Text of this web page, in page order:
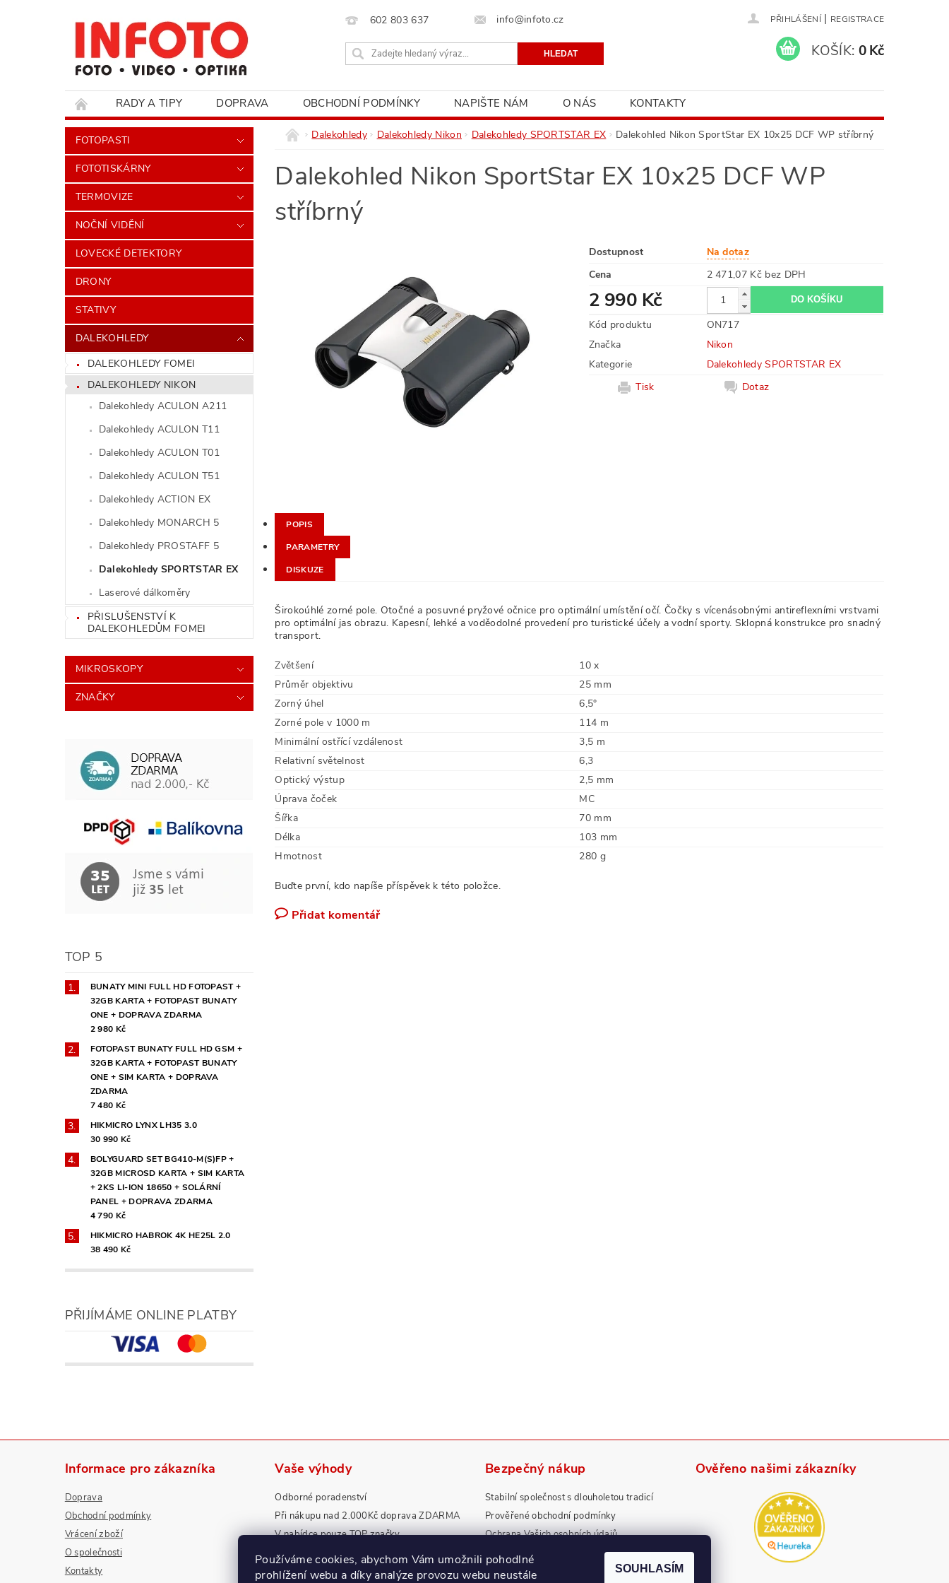
602 803 637 info@infoto.cz PŘIHLÁŠENÍ | REGISTRACE
KOŠÍK: 0 Kč
RADY A TIPY DOPRAVA OBCHODNÍ PODMÍNKY NAPIŠTE NÁM O NÁS
KONTAKTY
HODNOCENÍ OBCHODU
FOTOPASTI
FOTOTISKÁRNY
TERMOVIZE
NOČNÍ VIDĚNÍ
LOVECKÉ DETEKTORY
DRONY
STATIVY
DALEKOHLEDY
DALEKOHLEDY FOMEI
DALEKOHLEDY NIKON
Dalekohledy ACULON A211
Dalekohledy ACULON T11
Dalekohledy ACULON T01
Dalekohledy ACULON T51
Dalekohledy ACTION EX
Dalekohledy MONARCH 5
Dalekohledy PROSTAFF 5
Dalekohledy SPORTSTAR EX
Laserové dálkoměry
PŘISLUŠENSTVÍ K
DALEKOHLEDŮM FOMEI
MIKROSKOPY
ZNAČKY
TOP 5
BUNATY MINI FULL HD FOTOPAST +
32GB KARTA + FOTOPAST BUNATY
ONE + DOPRAVA ZDARMA
2 980 Kč
FOTOPAST BUNATY FULL HD GSM +
32GB KARTA + FOTOPAST BUNATY
ONE + SIM KARTA + DOPRAVA
ZDARMA
7 480 Kč
HIKMICRO LYNX LH35 3.0
30 990 Kč
BOLYGUARD SET BG410-M(S)FP +
32GB MICROSD KARTA + SIM KARTA
+ 2KS LI-ION 18650 + SOLÁRNÍ
PANEL + DOPRAVA ZDARMA
4 790 Kč
HIKMICRO HABROK 4K HE25L 2.0
38 490 Kč
PŘIJÍMÁME ONLINE PLATBY
Dalekohledy Dalekohledy Nikon Dalekohledy SPORTSTAR EX Dalekohled Nikon SportStar EX 10x25 DCF WP stříbrný
Dalekohled Nikon SportStar EX 10x25 DCF WP
stříbrný
Dostupnost
Na dotaz
Cena
2 471,07 Kč bez DPH
2 990 Kč
Kód produktu
ON717
Značka
Nikon
Kategorie
Dalekohledy SPORTSTAR EX
Tisk
Dotaz
POPIS
PARAMETRY
DISKUZE
Širokoúhlé zorné pole. Otočné a posuvné pryžové očnice pro optimální umístění očí. Čočky s vícenásobnými antireflexními vrstvami
pro optimální jas obrazu. Kapesní, lehké a voděodolné provedení pro turistické účely a vodní sporty. Sklopná konstrukce pro snadný
transport.
Zvětšení
10 x
Průměr objektivu
25 mm
Zorný úhel
6,5°
Zorné pole v 1000 m
114 m
Minimální ostřící vzdálenost
3,5 m
Relativní světelnost
6,3
Optický výstup
2,5 mm
Úprava čoček
MC
Šířka
70 mm
Délka
103 mm
Hmotnost
280 g
Buďte první, kdo napíše příspěvek k této položce.
Přidat komentář
Informace pro zákazníka
Doprava
Obchodní podmínky
Vrácení zboží
O společnosti
Kontakty
Vaše výhody
Odborné poradenství
Při nákupu nad 2.000Kč doprava ZDARMA
V nabídce pouze TOP značky
Nadstandardní záruky a servis
Bezpečný nákup
Stabilní společnost s dlouholetou tradicí
Prověřené obchodní podmínky
Ochrana Vašich osobních údajů
Zboží splňuje přísné normy EU
Ověřeno našimi zákazníky
Používáme cookies, abychom Vám umožnili pohodlné
prohlížení webu a díky analýze provozu webu neustále
SOUHLASÍM